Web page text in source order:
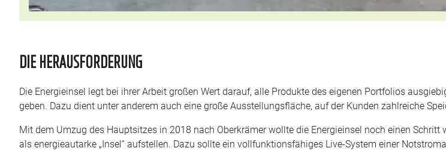
DIE HERAUSFORDERUNG
Die Energieinsel legt bei ihrer Arbeit großen Wert darauf, alle Produkte des eigenen Portfolios
geben. Dazu dient unter anderem auch eine große Ausstellungsfläche, auf der Kunden zahlreiche
Mit dem Umzug des Hauptsitzes in 2018 nach Oberkrämer wollte die Energieinsel noch einen
als energieautarke „Insel“ aufstellen. Dazu sollte ein vollfunktionsfähiges Live-System einer